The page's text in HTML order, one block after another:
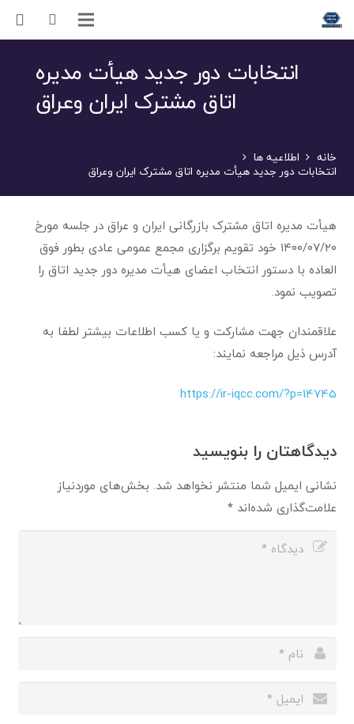
انتخابات دور جدید هیأت مدیره
اتاق مشترک ایران وعراق
خانه اطلاعیه ها
انتخابات دور جدید هیأت مدیره اتاق مشترک ایران وعراق
هیأت مدیره اتاق مشترک بازرگانی ایران و عراق در جلسه مورخ
۱۴۰۰/۰۷/۲۰ خود تقویم برگزاری مجمع عمومی عادی بطور فوق
العاده با دستور انتخاب اعضای هیأت مدیره دور جدید اتاق را
تصویب نمود.
علاقمندان جهت مشارکت و یا کسب اطلاعات بیشتر لطفا به
آدرس ذیل مراجعه نمایند:
https://ir-iqcc.com/?p=14745
دیدگاهتان را بنویسید
نشانی ایمیل شما منتشر نخواهد شد. بخش‌های موردنیاز
علامت‌گذاری شده‌اند*